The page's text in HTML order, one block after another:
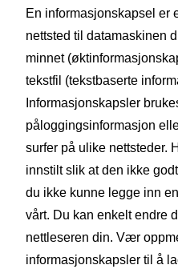
En informasjonskapsel er
nettsted til datamaskinen
minnet
tekstfil (tekstbaserte
Informasjonskapsler
påloggingsinformasjon
surfer på ulike nettsteder.
innstilt slik at den ikke
du ikke kunne legge inn
vårt. Du kan enkelt endre
nettleseren din. Vær
informasjonskapsler til å